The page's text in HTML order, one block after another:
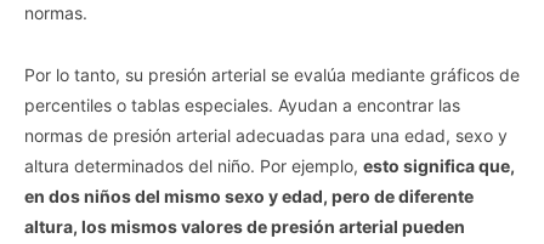
normas.
Por lo tanto, su presión arterial se evalúa mediante gráficos de
percentiles o tablas especiales. Ayudan a encontrar las
normas de presión arterial adecuadas para una edad, sexo y
altura determinados del niño. Por ejemplo, esto significa que,
en dos niños del mismo sexo y edad, pero de diferente
altura, los mismos valores de presión arterial pueden